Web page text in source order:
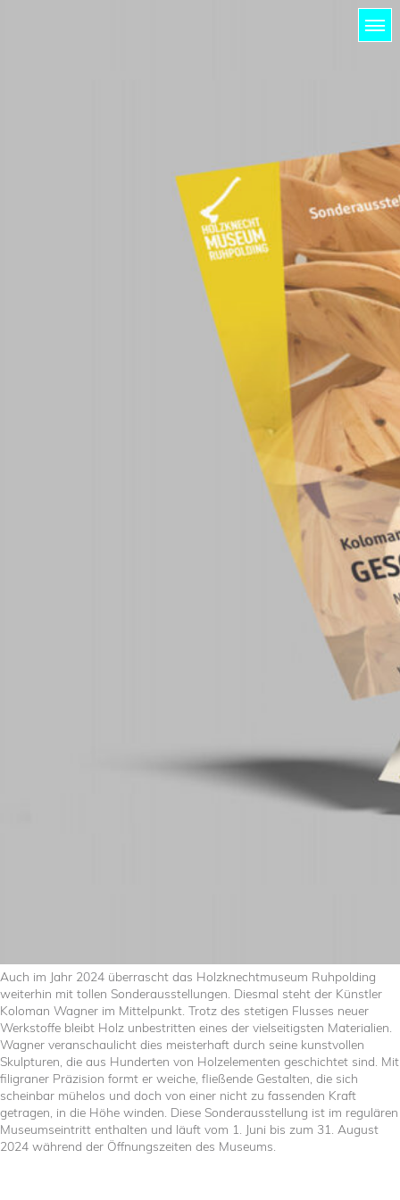
PROJEKTE
KUNDEN
KONTAKT
Auch im Jahr 2024 überrascht das Holzknechtmuseum Ruhpolding
weiterhin mit tollen Sonderausstellungen. Diesmal steht der Künstler
Koloman Wagner im Mittelpunkt. Trotz des stetigen Flusses neuer
Werkstoffe bleibt Holz unbestritten eines der vielseitigsten Materialien.
Wagner veranschaulicht dies meisterhaft durch seine kunstvollen
Skulpturen, die aus Hunderten von Holzelementen geschichtet sind. Mit
filigraner Präzision formt er weiche, fließende Gestalten, die sich
scheinbar mühelos und doch von einer nicht zu fassenden Kraft
getragen, in die Höhe winden. Diese Sonderausstellung ist im regulären
Museumseintritt enthalten und läuft vom 1. Juni bis zum 31. August
2024 während der Öffnungszeiten des Museums.